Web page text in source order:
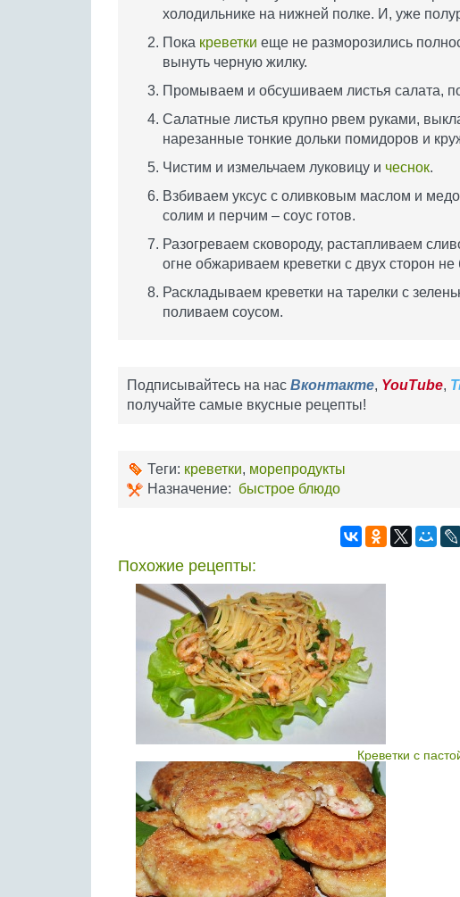
холодильнике на нижней полке. И, уже
Пока креветки еще не разморозились
вынуть черную жилку.
Промываем и обсушиваем листья салата,
Салатные листья крупно рвем руками,
нарезанные тонкие дольки помидоров и
Чистим и измельчаем луковицу и чеснок.
Взбиваем уксус с оливковым маслом и
солим и перчим – соус готов.
Разогреваем сковороду, растапливаем
огне обжариваем креветки с двух сторон
Раскладываем креветки на тарелки с
поливаем соусом.
Подписывайтесь на нас Вконтакте, YouTube,
получайте самые вкусные рецепты!
Теги: креветки, морепродукты
Назначение: быстрое блюдо
Похожие рецепты:
Креветки с